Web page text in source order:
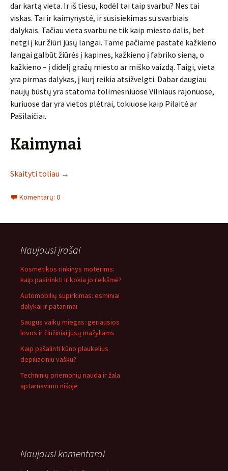
dar kartą vieta. Ir iš tiesų, kodėl tai taip svarbu? Nes tai
viskas. Tai ir kaimynystė, ir susisiekimas su svarbiais
dalykais. Tačiau vieta svarbu ne tik kaip miesto dalis, bet
netgi į kur žiūri jūsų langai. Tame pačiame pastate kažkieno
langai galbūt žiūrės į kapines, kažkieno į fabriko sieną, o
kažkieno – į didelį gražų miesto ar miško vaizdą. Taigi, vieta
yra pirmas dalykas, į kurį reikia atsižvelgti. Dabar daugiau
naujų būstų yra statoma tolimesniuose Vilniaus rajonuose,
kuriuose dar yra vietos plėtrai, tokiuose kaip Pilaitė ar
Pašilaičiai.
Kaimynai
Skaityti toliau →
Komentarų: 0
Naujausi įrašai
Kosmetikos rinkinys moterims:
kaip pasirinkti ir kokia jo reikšmė?
Automobilių supirkimas: esminiai
dalykai ir patarimai
Saugus vaikų miegas: geriausios
lovos ir čiužiniai jūsų mažyliams
Kaip pašalinti kūno plaukelius
depiliaciniu vašku?
Techninių priemonių nauda ir žala
aptarnavimo nišoje
Naujausi komentarai